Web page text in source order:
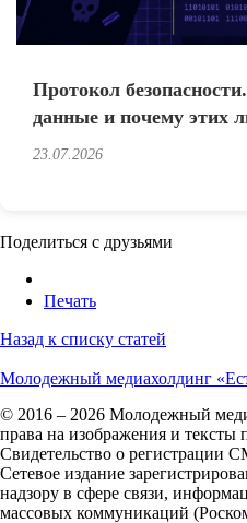
Протокол
данные и почему этих
23.07.2026
Поделиться с друзьями
Печать
Назад к списку статей
Молодежный медиахолдинг
© 2016 – 2026 Молодежный
права на изображения и тексты
Свидетельство о
Сетевое издание
надзору в сфере связи,
массовых коммуникаций